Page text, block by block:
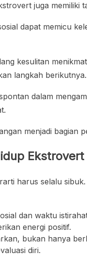
juga memiliki
dapat memicu
kesulitan
langkah berikutnya.
dalam
menjadi bagian
harus selalu
dan waktu
energi positif.
bukan hanya
diri.